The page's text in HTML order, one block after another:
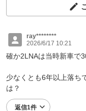
ray********
2026/6/17 10:21
確か2LNAは当時新車で
少なくとも6年以上落ち
は？
返信1件